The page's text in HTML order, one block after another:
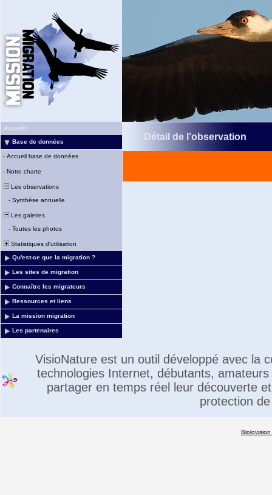
Accueil
Base de données
- Accueil base de données
- Notre charte
Les observations
- Synthèse annuelle
Les galeries
- Toutes les photos
Statistiques d'utilisation
Qu'est-ce que la migration ?
Les sites de migration
Connaître les migrateurs
Ressources et liens
La mission migration
Les partenaires
Détail de l'observation
VisioNature est un outil développé avec la
technologies Internet, débutants,
partager en temps réel leur découverte
protection
Biolovision